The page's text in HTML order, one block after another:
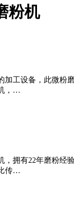
粉机
加工设备，此微粉
，…
，拥有22年磨粉经
传…